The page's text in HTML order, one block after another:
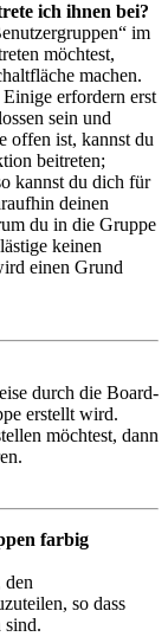
ich ihnen bei?
im
möchtest,
machen.
erfordern erst
sein und
offen ist, kannst du
beitreten;
kannst du dich für
deinen
du in die Gruppe
keinen
einen Grund
durch die Board-
erstellt wird.
möchtest, dann
farbig
so dass
sind.